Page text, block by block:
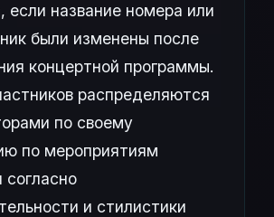
если название номера или
были изменены после
концертной программы.
распределяются
по своему
по мероприятиям
согласно
и стилистики